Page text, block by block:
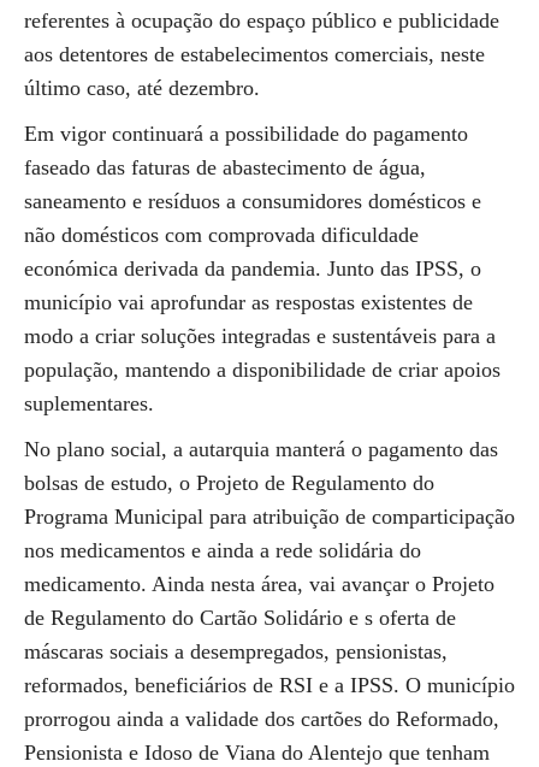
referentes à ocupação do espaço público e publicidade
aos detentores de estabelecimentos comerciais, neste
último caso, até dezembro.
Em vigor continuará a possibilidade do pagamento
faseado das faturas de abastecimento de água,
saneamento e resíduos a consumidores domésticos e
não domésticos com comprovada dificuldade
económica derivada da pandemia. Junto das IPSS, o
município vai aprofundar as respostas existentes de
modo a criar soluções integradas e sustentáveis para a
população, mantendo a disponibilidade de criar apoios
suplementares.
No plano social, a autarquia manterá o pagamento das
bolsas de estudo, o Projeto de Regulamento do
Programa Municipal para atribuição de comparticipação
nos medicamentos e ainda a rede solidária do
medicamento. Ainda nesta área, vai avançar o Projeto
de Regulamento do Cartão Solidário e s oferta de
máscaras sociais a desempregados, pensionistas,
reformados, beneficiários de RSI e a IPSS. O município
prorrogou ainda a validade dos cartões do Reformado,
Pensionista e Idoso de Viana do Alentejo que tenham